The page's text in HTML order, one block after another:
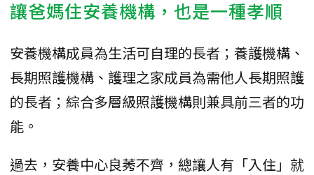
讓爸媽住安養機構，也是一種孝順
安養機構成員為生活可自理的長者；養護機構、
長期照護機構、護理之家成員為需他人長期照護
的長者；綜合多層級照護機構則兼具前三者的功
能。
過去，安養中心良莠不齊，總讓人有「入住」就